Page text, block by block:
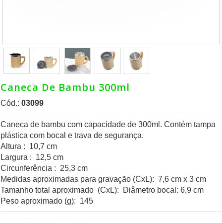
Caneca De Bambu 300ml
Cód.: 03099
Caneca de bambu com capacidade de 300ml. Contém tampa
plástica com bocal e trava de segurança.
Altura : 10,7 cm
Largura : 12,5 cm
Circunferência : 25,3 cm
Medidas aproximadas para gravação (CxL): 7,6 cm x 3 cm
Tamanho total aproximado (CxL): Diâmetro bocal: 6,9 cm
Peso aproximado (g): 145